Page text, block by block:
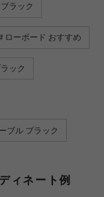
ラック
ローボード おすすめ
ック
ブル ブラック
ィネート例